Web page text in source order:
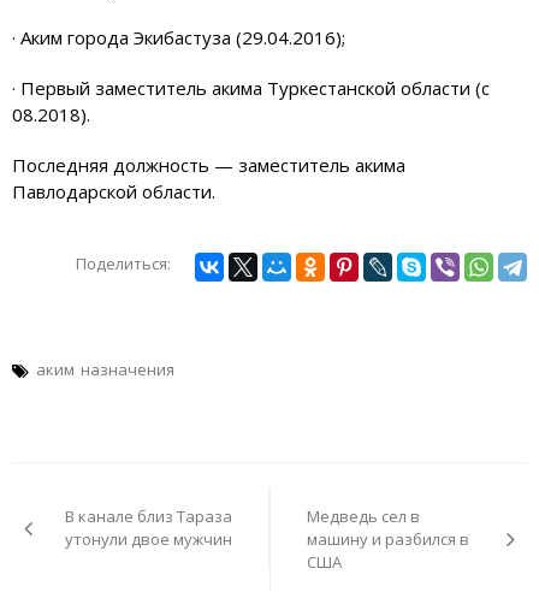
· Аким города Экибастуза (29.04.2016);
· Первый заместитель акима Туркестанской области (с
08.2018).
Последняя должность — заместитель акима
Павлодарской области.
Поделиться:
аким назначения
записямВ канале близ Тараза
утонули двое мужчин
Медведь сел в
машину и разбился в
США